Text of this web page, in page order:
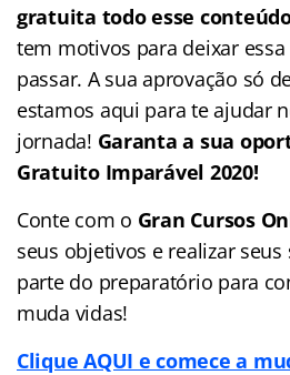
gratuita todo esse
tem motivos para deixar
passar. A sua aprovação só
estamos aqui para te ajudar
jornada! Garanta a sua
Gratuito Imparável 2020!
Conte com o Gran Cursos
seus objetivos e realizar
parte do preparatório para
muda vidas!
Clique AQUI e comece a